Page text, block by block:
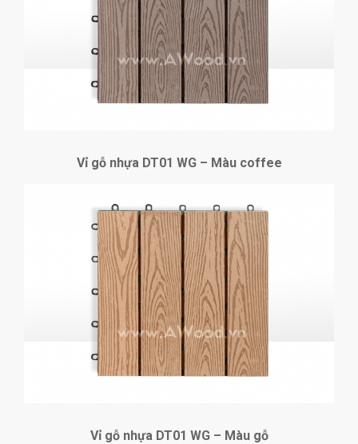
Vỉ gỗ nhựa DT01 WG – Màu coffee
Vỉ gỗ nhựa DT01 WG – Màu gỗ